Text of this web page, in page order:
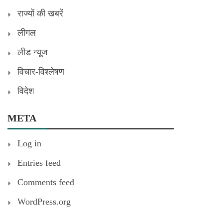
राज्यों की खबरें
लीगल
लीड न्यूज
विचार-विश्लेषण
विदेश
META
Log in
Entries feed
Comments feed
WordPress.org